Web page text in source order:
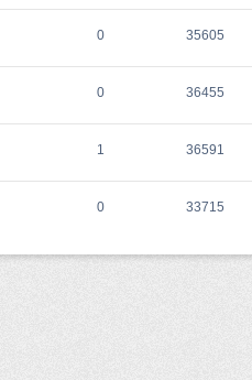
0 35605
0 36455
1 36591
0 33715